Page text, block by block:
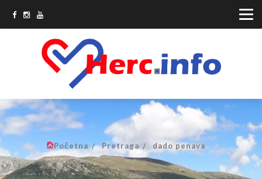
Početna Pretraga dado penava